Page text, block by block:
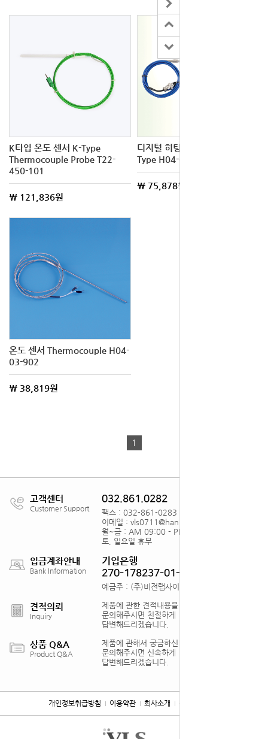
K타입 온도 센서 K-Type
Thermocouple Probe T22-
450-101
\ 121,836원
디지털 히팅 맨틀용 온도센서, K-
Type H04-03-738
\ 75,878원
온도 센서 Thermocouple H04-
03-902
\ 38,819원
1
고객센터
Customer Support
032.861.0282
팩스 : 032-861-0283
이메일 : vls0711@hanmail.net
월~금 : AM 09:00 - PM18:00
토, 일요일 휴무
입금계좌안내
Bank Information
기업은행
270-178237-01-012
예금주 : (주)비전랩사이언스
견적의뢰
Inquiry
제품에 관한 견적내용을
문의해주시면 친절하게
답변해드리겠습니다.
상품 Q&A
Product Q&A
제품에 관해서 궁금하신 점을
문의해주시면 신속하게
답변해드리겠습니다.
개인정보취급방침 이용약관 회사소개 찾아오시는 길